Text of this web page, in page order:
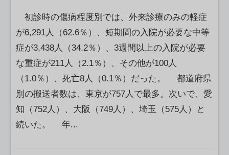
初診時の傷病程度別では、外来診療のみの軽症
が6,291人（62.6％）、短期間の⼊院が必要な中等
症が3,438⼈（34.2％）、3週間以上の⼊院が必要
な重症が211人（2.1％）、その他が100人
（1.0％）、死亡8人（0.1％）だった。 都道府県
別の搬送者数は、東京が757人で最多。次いで、愛
知（752人）、大阪（749⼈）、埼玉（575人）と
続いた。 年...